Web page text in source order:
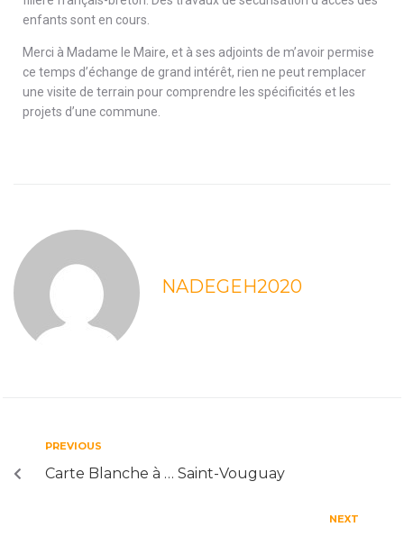
enfants sont en cours.
Merci à Madame le Maire, et à ses adjoints de m’avoir permise
ce temps d’échange de grand intérêt, rien ne peut remplacer
une visite de terrain pour comprendre les spécificités et les
projets d’une commune.
NADEGEH2020
PREVIOUS
Carte Blanche à … Saint-Vouguay
NEXT